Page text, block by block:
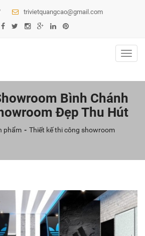
trivietquangcao@gmail.com
Bình Chánh
Đẹp Thu Hút
phẩm Thiết kế thi công showroom